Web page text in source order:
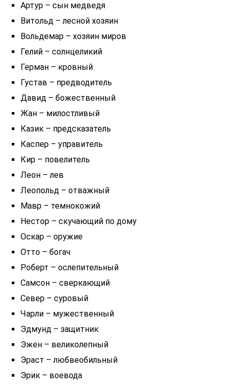
Артур – сын медведя
Витольд – лесной хозяин
Вольдемар – хозяин миров
Гелий – солнцеликий
Герман – кровный
Густав – предводитель
Давид – божественный
Жан – милостливый
Казик – предсказатель
Каспер – управитель
Кир – повелитель
Леон – лев
Леопольд – отважный
Мавр – темнокожий
Нестор – скучающий по дому
Оскар – оружие
Отто – богач
Роберт – ослепительный
Самсон – сверкающий
Север – суровый
Чарли – мужественный
Эдмунд – защитник
Эжен – великолепный
Эраст – любвеобильный
Эрик – воевода